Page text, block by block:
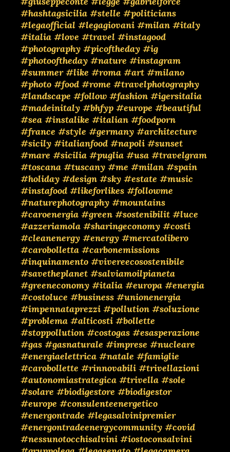
#hashtagsicilia #stelle #politicians
#legaofficial #legagiovani #milan #italy
#italia #love #travel #instagood
#photography #picoftheday #ig
#photooftheday #nature #instagram
#summer #like #roma #art #milano
#photo #food #rome #travelphotography
#landscape #follow #fashion #igersitalia
#madeinitaly #bhfyp #europe #beautiful
#sea #instalike #italian #foodporn
#france #style #germany #architecture
#sicily #italianfood #napoli #sunset
#mare #sicilia #puglia #usa #travelgram
#toscana #tuscany #me #milan #spain
#holiday #design #sky #estate #music
#instafood #likeforlikes #followme
#naturephotography #mountains
#caroenergia #green #sostenibilit #luce
#azzeriamola #sharingeconomy #costi
#cleanenergy #energy #mercatolibero
#carobolletta #carbonemissions
#inquinamento #vivereecosostenibile
#savetheplanet #salviamoilpianeta
#greeneconomy #italia #europa #energia
#costoluce #business #unionenergia
#impennataprezzi #pollution #soluzione
#problema #alticosti #bollette
#stoppollution #costogas #esasperazione
#gas #gasnaturale #imprese #nucleare
#energiaelettrica #natale #famiglie
#carobollette #rinnovabili #trivellazioni
#autonomiastrategica #trivella #sole
#solare #biodigestore #biodigestor
#europe #consulenteenergetico
#energontrade #legasalvinipremier
#energontradeenergycommunity #covid
#nessunotocchisalvini #iostoconsalvini